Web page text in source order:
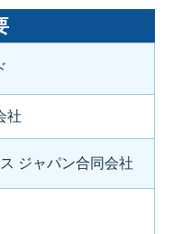
社
ジャパン合同会社